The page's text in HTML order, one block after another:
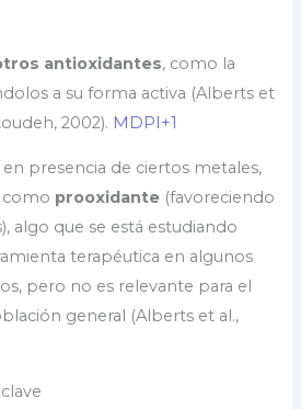
antioxidantes, como la
a su forma activa (Alberts et
2002). MDPI+1
en presencia de ciertos metales,
prooxidante (favoreciendo
algo que se está estudiando
terapéutica en algunos
pero no es relevante para el
general (Alberts et al.,